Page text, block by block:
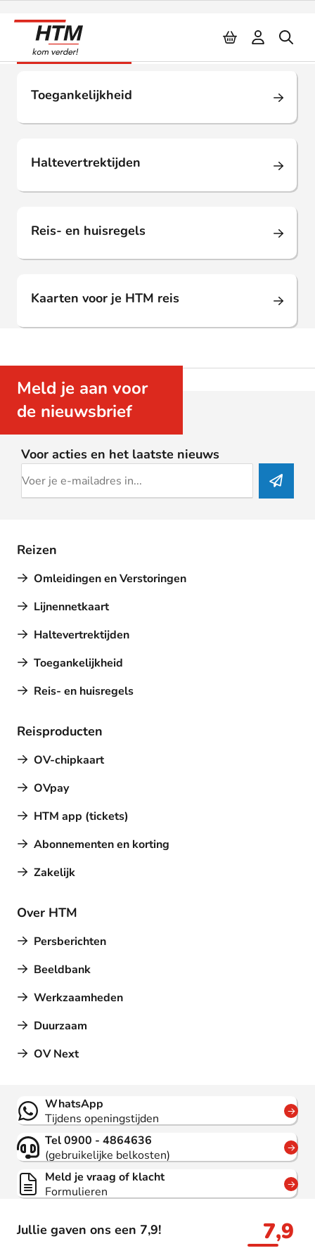
Reis met HTM
Toegankelijkheid
Haltevertrektijden
Reis- en huisregels
Kaarten voor je HTM reis
Meld je aan voor
de nieuwsbrief
Voor acties en het laatste nieuws
Reizen
Omleidingen en Verstoringen
Lijnennetkaart
Haltevertrektijden
Toegankelijkheid
Reis- en huisregels
Reisproducten
OV-chipkaart
OVpay
HTM app (tickets)
Abonnementen en korting
Zakelijk
Over HTM
Persberichten
Beeldbank
Werkzaamheden
Duurzaam
OV Next
Jullie gaven ons een 7,9! 7,9
Contact
WhatsApp
Tijdens openingstijden
Tel 0900 - 4864636
(gebruikelijke belkosten)
Meld je vraag of klacht
Formulieren